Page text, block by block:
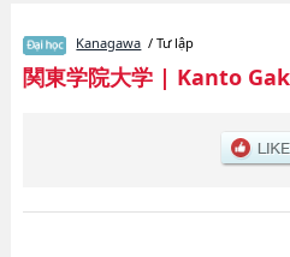
tin cần thiết dành cho du học sinh, như
StudieshoặcNgành
Symbiotic StudieshoặcNgành Science
NutritionhoặcNgành
AdministrationhoặcNgành College of
Kanagawa / Tư lập
関東学院大学| Kanto